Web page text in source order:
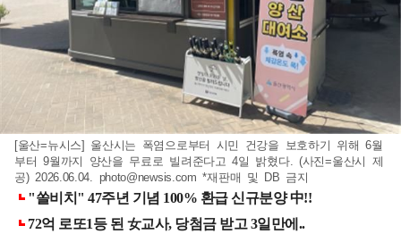
[울산=뉴시스] 울산시는 폭염으로부터 시민 건강을 보호하기 위해 6월
부터 9월까지 양산을 무료로 빌려준다고 4일 밝혔다. (사진=울산시 제
공) 2026.06.04. photo@newsis.com *재판매 및 DB 금지